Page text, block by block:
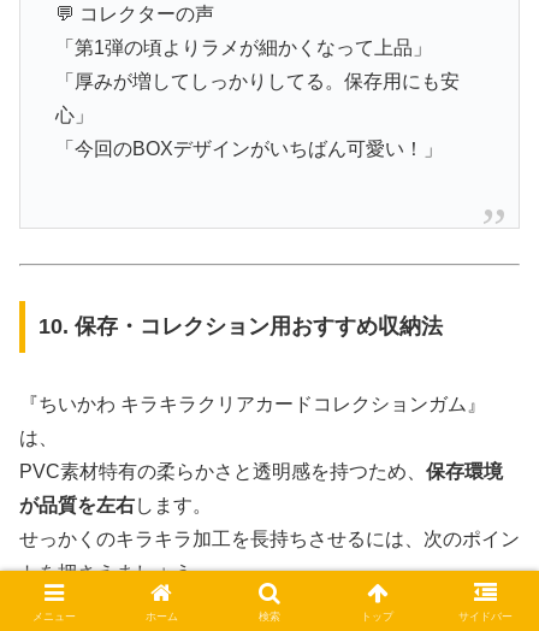
💬 コレクターの声
「第1弾の頃よりラメが細かくなって上品」
「厚みが増してしっかりしてる。保存用にも安
心」
「今回のBOXデザインがいちばん可愛い！」
10. 保存・コレクション用おすすめ収納法
『ちいかわ キラキラクリアカードコレクションガム』
は、
PVC素材特有の柔らかさと透明感を持つため、 保存環境
が品質を左右します。
せっかくのキラキラ加工を長持ちさせるには、次のポイン
トを押さえましょう。
メニュー ホーム 検索 トップ サイドバー